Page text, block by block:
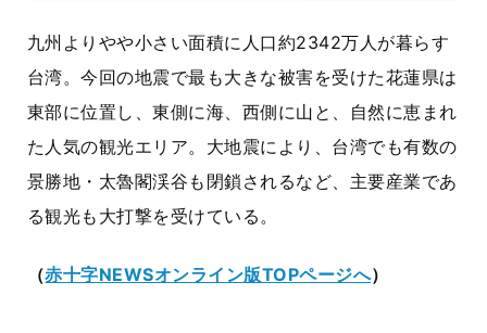
九州よりやや小さい面積に人口約2342万人が暮らす
台湾。今回の地震で最も大きな被害を受けた花蓮県は
東部に位置し、東側に海、西側に山と、自然に恵まれ
た人気の観光エリア。大地震により、台湾でも有数の
景勝地・太魯閣渓谷も閉鎖されるなど、主要産業であ
る観光も大打撃を受けている。
（赤十字NEWSオンライン版TOPページへ）